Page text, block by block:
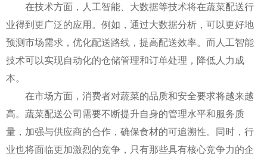
在技术方面，人工智能、大数据等技术将在蔬菜配送行
业得到更广泛的应用。例如，通过大数据分析，可以更好地
预测市场需求，优化配送路线，提高配送效率。而人工智能
技术可以实现自动化的仓储管理和订单处理，降低人力成
本。
在市场方面，消费者对蔬菜的品质和安全要求将越来越
高。蔬菜配送公司需要不断提升自身的管理水平和服务质
量，加强与供应商的合作，确保食材的可追溯性。同时，行
业也将面临更加激烈的竞争，只有那些具有核心竞争力的企